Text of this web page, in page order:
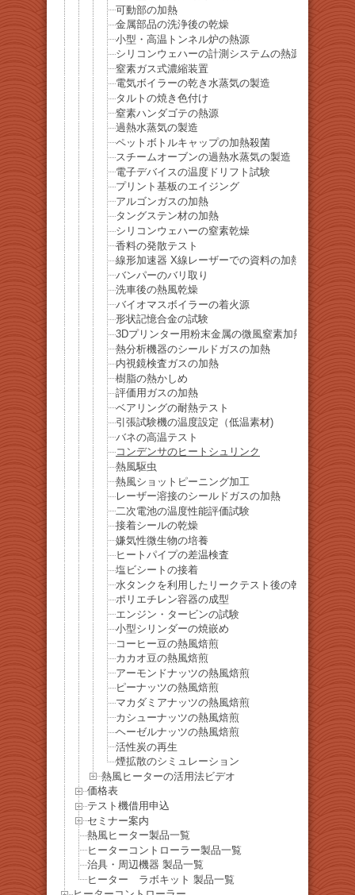
可動部の加熱
金属部品の洗浄後の乾燥
小型・高温トンネル炉の熱源
シリコンウェハーの計測システムの熱源
窒素ガス式濃縮装置
電気ボイラーの乾き水蒸気の製造
タルトの焼き色付け
窒素ハンダゴテの熱源
過熱水蒸気の製造
ペットボトルキャップの加熱殺菌
スチームオーブンの過熱水蒸気の製造
電子デバイスの温度ドリフト試験
プリント基板のエイジング
アルゴンガスの加熱
タングステン材の加熱
シリコンウェハーの窒素乾燥
香料の発散テスト
線形加速器 X線レーザーでの資料の加熱
バンパーのバリ取り
洗車後の熱風乾燥
バイオマスボイラーの着火源
形状記憶合金の試験
3Dプリンター用粉末金属の微風窒素加熱
熱分析機器のシールドガスの加熱
内視鏡検査ガスの加熱
樹脂の熱かしめ
評価用ガスの加熱
ベアリングの耐熱テスト
引張試験機の温度設定（低温素材)
バネの高温テスト
コンデンサのヒートシュリンク
熱風駆虫
熱風ショットピーニング加工
レーザー溶接のシールドガスの加熱
二次電池の温度性能評価試験
接着シールの乾燥
嫌気性微生物の培養
ヒートパイプの差温検査
塩ビシートの接着
水タンクを利用したリークテスト後の乾燥
ポリエチレン容器の成型
エンジン・タービンの試験
小型シリンダーの焼嵌め
コーヒー豆の熱風焙煎
カカオ豆の熱風焙煎
アーモンドナッツの熱風焙煎
ピーナッツの熱風焙煎
マカダミアナッツの熱風焙煎
カシューナッツの熱風焙煎
ヘーゼルナッツの熱風焙煎
活性炭の再生
煙拡散のシミュレーション
熱風ヒーターの活用法ビデオ
価格表
テスト機借用申込
セミナー案内
熱風ヒーター製品一覧
ヒーターコントローラー製品一覧
治具・周辺機器 製品一覧
ヒーター ラボキット 製品一覧